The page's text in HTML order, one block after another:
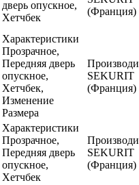
дверь опускное,
Хетчбек
(Франция)
Характеристики
Прозрачное,
Передняя дверь
опускное,
Хетчбек,
Изменение
Размера
SEKURIT
(Франция)
Характеристики
Прозрачное,
Передняя дверь
опускное,
Хетчбек
SEKURIT
(Франция)